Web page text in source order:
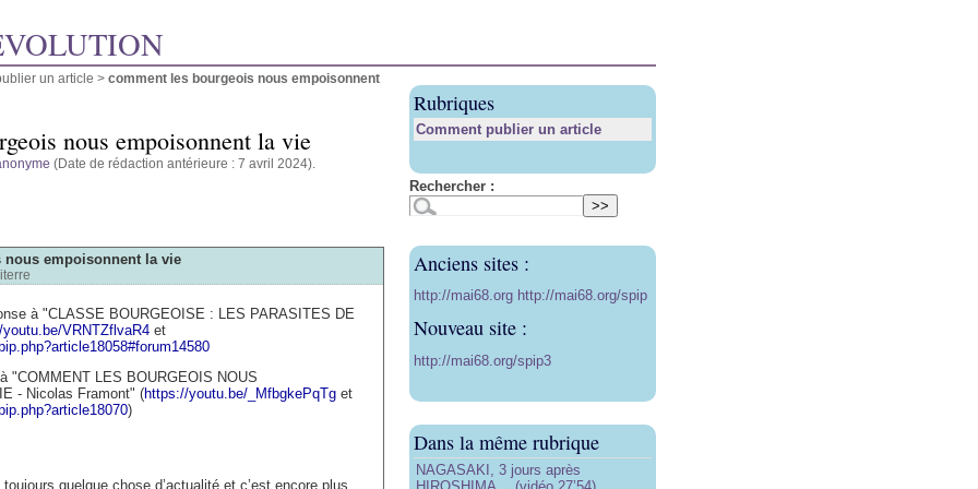
un article > comment les bourgeois nous empoisonnent
nous empoisonnent la vie
(Date de rédaction antérieure : 7 avril 2024).
empoisonnent la vie
à "CLASSE BOURGEOISE : LES PARASITES DE
VRNTZflvaR4 et
"COMMENT LES BOURGEOIS NOUS
- Nicolas Framont" (https://youtu.be/_MfbgkePqTg et
)
quelque chose d’actualité et c’est encore plus
Rubriques
Comment publier un article
Rechercher :
Anciens sites :
http://mai68.org http://mai68.org/spip
Nouveau site :
http://mai68.org/spip3
Dans la même rubrique
NAGASAKI, 3 jours après